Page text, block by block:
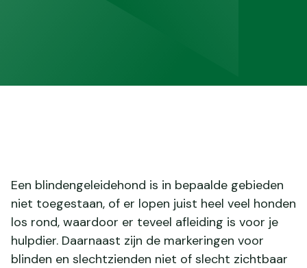
Een blindengeleidehond is in bepaalde gebieden
niet toegestaan, of er lopen juist heel veel honden
los rond, waardoor er teveel afleiding is voor je
hulpdier. Daarnaast zijn de markeringen voor
blinden en slechtzienden niet of slecht zichtbaar